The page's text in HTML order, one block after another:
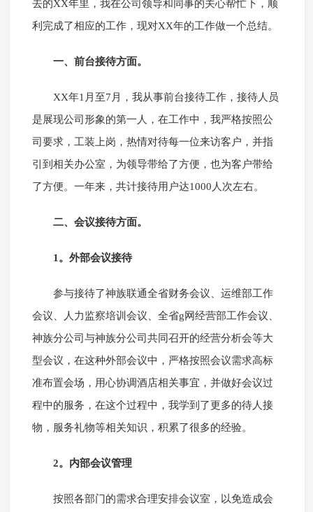
去的XX年里，我在公司领导和同事的关心帮忙下，顺
利完成了相应的工作，现对XX年的工作做一个总结。
一、前台接待方面。
XX年1月至7月，我从事前台接待工作，接待人员
是展现公司形象的第一人，在工作中，我严格按照公
司要求，工装上岗，热情对待每一位来访客户，并指
引到相关办公室，为领导带给了方便，也为客户带给
了方便。一年来，共计接待用户达1000人次左右。
二、会议接待方面。
1。外部会议接待
参与接待了神族联通全省财务会议、运维部工作
会议、人力监察培训会议、全省g网经营部工作会议、
神族分公司与神族分公司共同召开的经营分析会等大
型会议，在这种外部会议中，严格按照会议需求高标
准布置会场，用心协调酒店相关事宜，并做好会议过
程中的服务，在这个过程中，我学到了更多的待人接
物，服务礼物等相关知识，积累了很多的经验。
2。内部会议管理
按照各部门的需求合理安排会议室，以免造成会